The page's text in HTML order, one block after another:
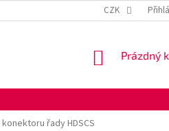
OBCHODNÍ PODMÍNKY
CZK
NÁKUPNÍ
Prázdný
řady HDSCS